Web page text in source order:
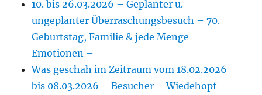
10. bis 26.03.2026 – Geplanter u.
ungeplanter Überraschungsbesuch – 70.
Geburtstag, Familie & jede Menge
Emotionen –
Was geschah im Zeitraum vom 18.02.2026
bis 08.03.2026 – Besucher – Wiedehopf –